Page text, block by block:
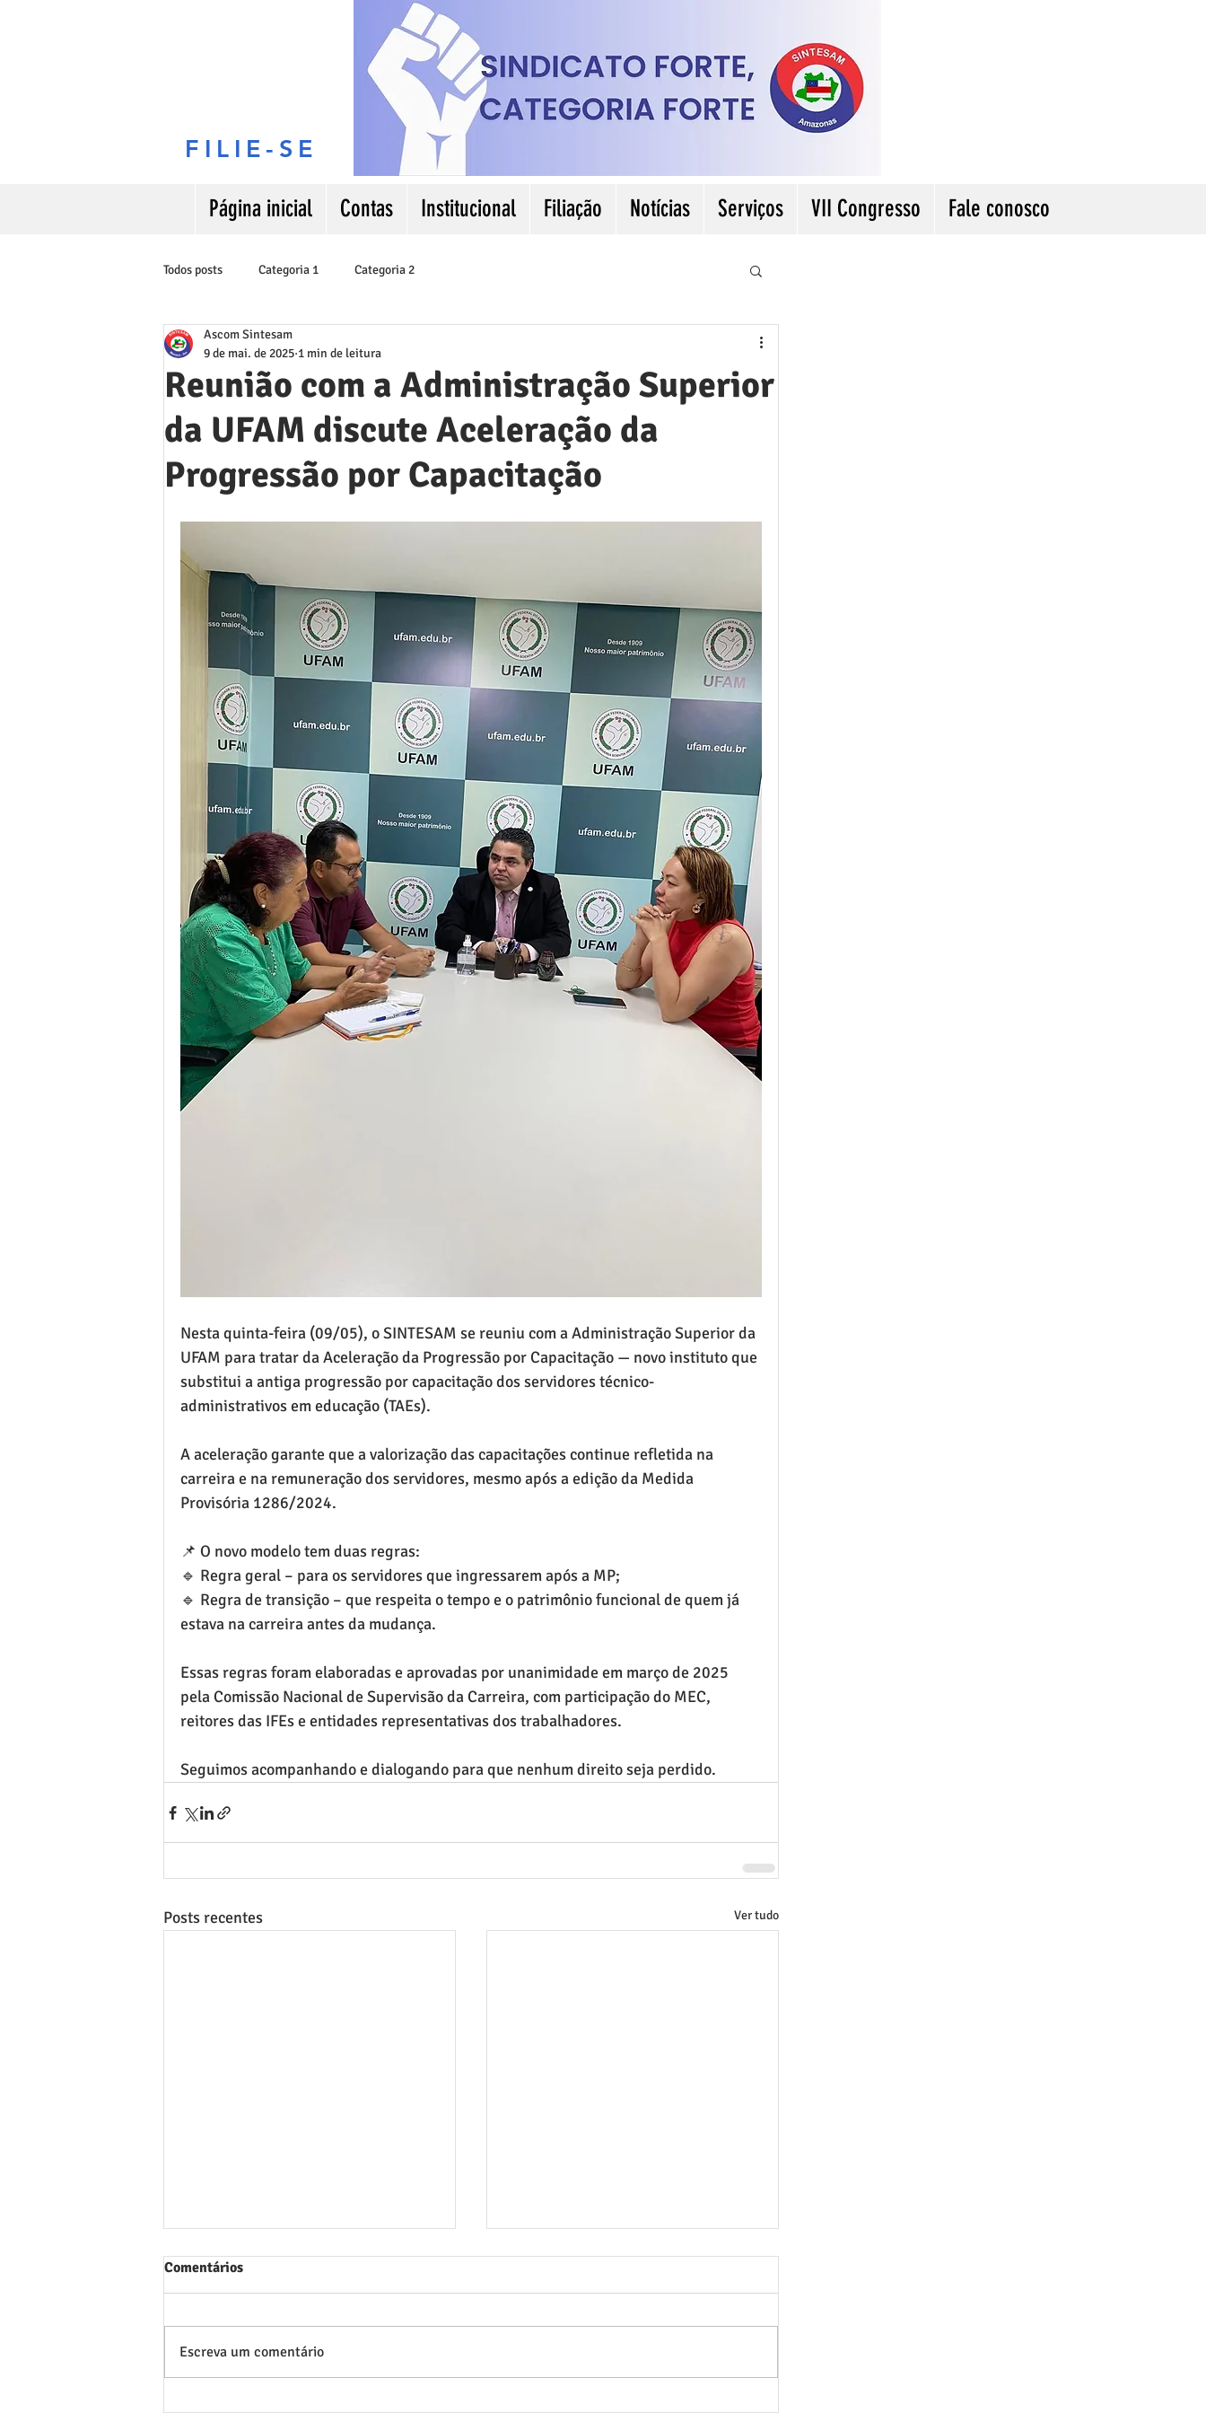
FILIE-SE
Página inicial Contas Institucional Filiação Notícias Serviços VII Congresso Fale conosco
Todos posts Categoria 1 Categoria 2
Reunião com a Administração Superior
da UFAM discute Aceleração da
Progressão por Capacitação
Ascom Sintesam
9 de mai. de 2025 1 min de leitura
Nesta quinta-feira (09/05), o SINTESAM se reuniu com a Administração Superior da
UFAM para tratar da Aceleração da Progressão por Capacitação — novo instituto que
substitui a antiga progressão por capacitação dos servidores técnico-
administrativos em educação (TAEs).
A aceleração garante que a valorização das capacitações continue refletida na
carreira e na remuneração dos servidores, mesmo após a edição da Medida
Provisória 1286/2024.
📌 O novo modelo tem duas regras:
🔹 Regra geral – para os servidores que ingressarem após a MP;
🔹 Regra de transição – que respeita o tempo e o patrimônio funcional de quem já
estava na carreira antes da mudança.
Essas regras foram elaboradas e aprovadas por unanimidade em março de 2025
pela Comissão Nacional de Supervisão da Carreira, com participação do MEC,
reitores das IFEs e entidades representativas dos trabalhadores.
Seguimos acompanhando e dialogando para que nenhum direito seja perdido.
Posts recentes Ver tudo
Comentários
Escreva um comentário